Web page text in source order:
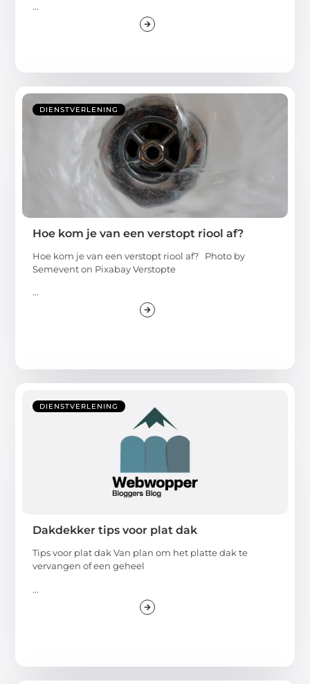
...
DIENSTVERLENING
Hoe kom je van een verstopt riool af?
Hoe kom je van een verstopt riool af? ‍Photo by
Semevent on Pixabay Verstopte
...
DIENSTVERLENING
Dakdekker tips voor plat dak
Tips voor plat dak Van plan om het platte dak te
vervangen of een geheel
...